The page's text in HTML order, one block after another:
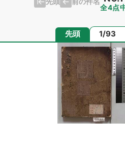
先頭 前の件名
全4点
先頭 ページ